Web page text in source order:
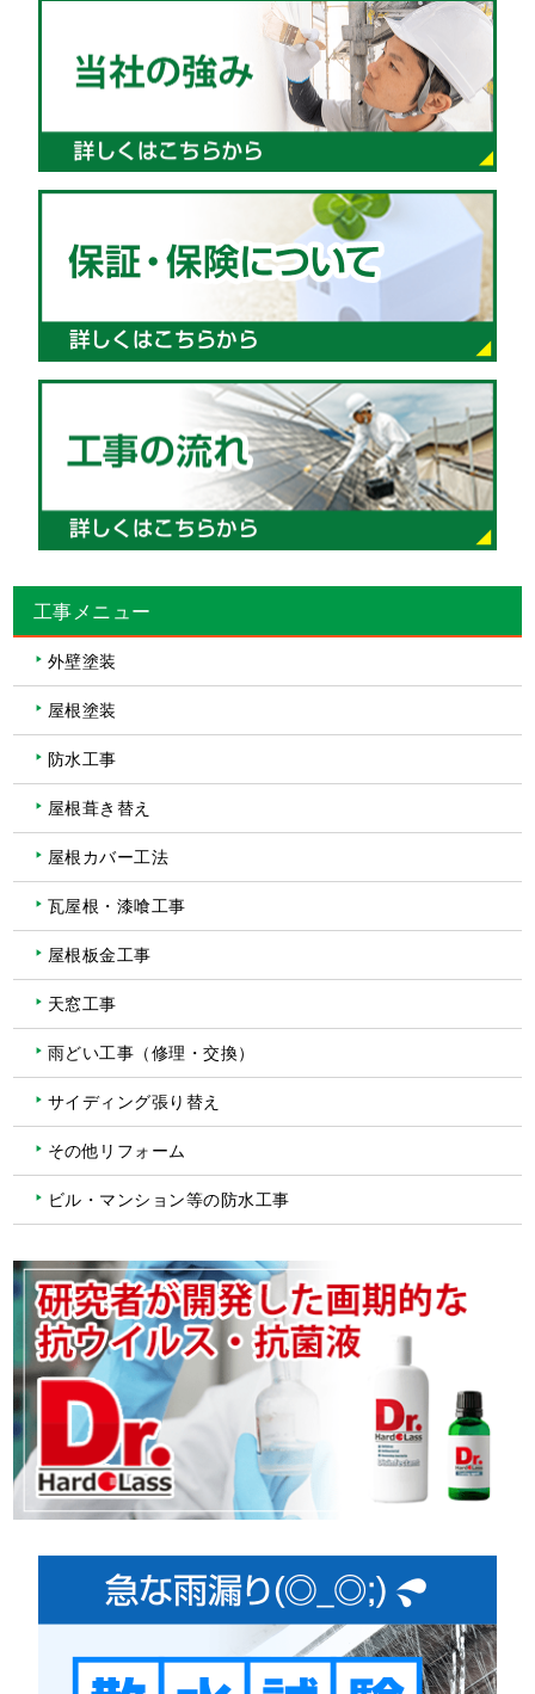
工事メニュー
外壁塗装
屋根塗装
防水工事
屋根葺き替え
屋根カバー工法
瓦屋根・漆喰工事
屋根板金工事
天窓工事
雨どい工事（修理・交換）
サイディング張り替え
その他リフォーム
ビル・マンション等の防水工事